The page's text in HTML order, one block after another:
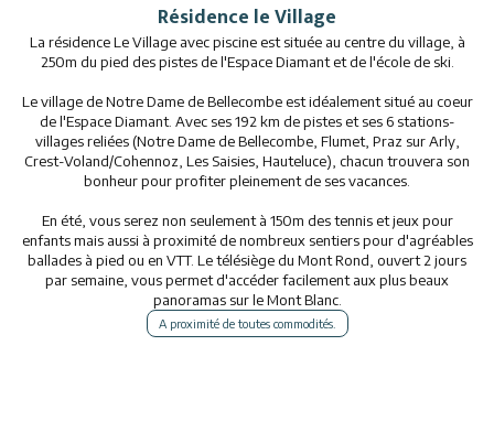
Restauration
Animations
Résidence le Village
La résidence Le Village avec piscine est située au centre du village, à
250m du pied des pistes de l'Espace Diamant et de l'école de ski.
Le village de Notre Dame de Bellecombe est idéalement situé au coeur
de l'Espace Diamant. Avec ses 192 km de pistes et ses 6 stations-
villages reliées (Notre Dame de Bellecombe, Flumet, Praz sur Arly,
Crest-Voland/Cohennoz, Les Saisies, Hauteluce), chacun trouvera son
bonheur pour profiter pleinement de ses vacances.
En été, vous serez non seulement à 150m des tennis et jeux pour
enfants mais aussi à proximité de nombreux sentiers pour d'agréables
ballades à pied ou en VTT. Le télésiège du Mont Rond, ouvert 2 jours
par semaine, vous permet d'accéder facilement aux plus beaux
panoramas sur le Mont Blanc.
A proximité de toutes commodités.